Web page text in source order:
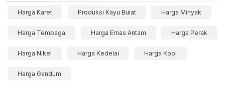
Harga Karet Produksi Kayu Bulat Harga Minyak
Harga Tembaga Harga Emas Antam Harga Perak
Harga Nikel Harga Kedelai Harga Kopi
Harga Gandum